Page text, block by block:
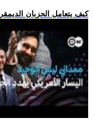
.. كيف يتعامل الحزبان